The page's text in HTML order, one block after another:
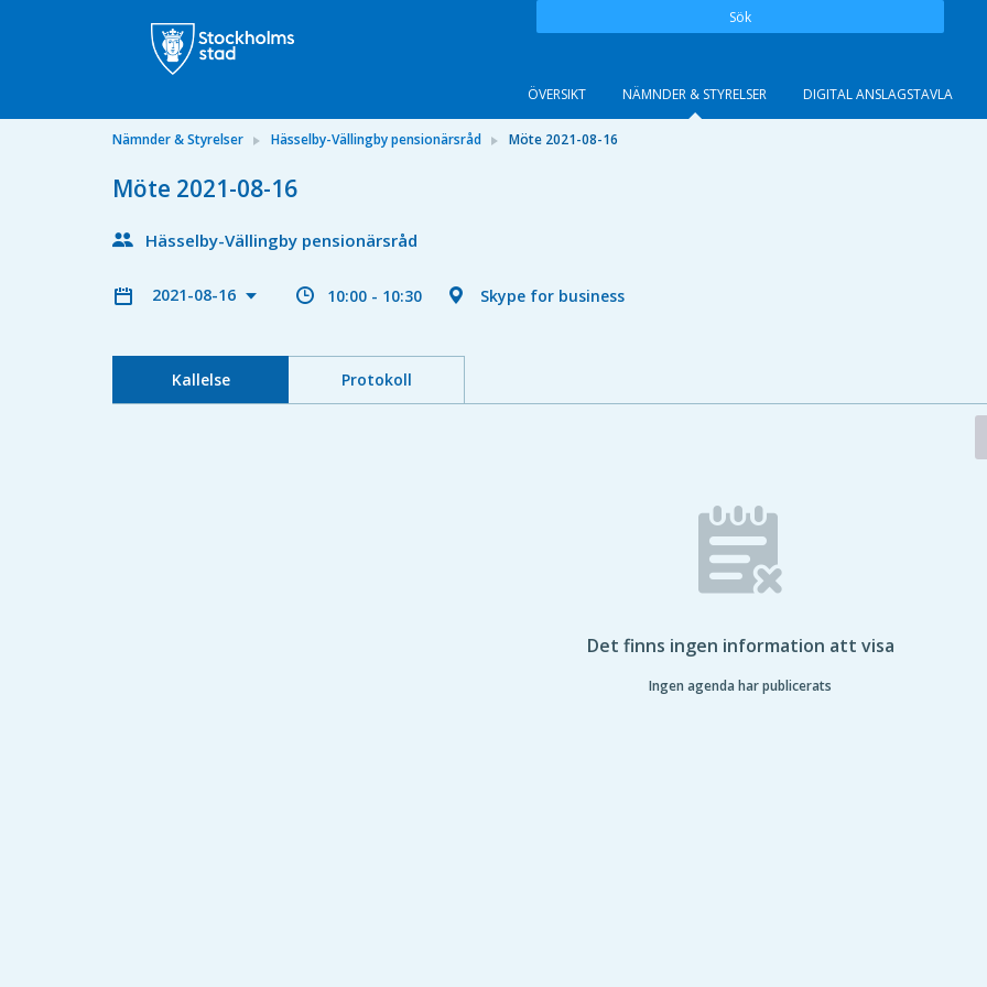
Sök
ÖVERSIKT NÄMNDER & STYRELSER DIGITAL ANSLAGSTAVLA
Nämnder & Styrelser Hässelby-Vällingby pensionärsråd Möte 2021-08-16
Möte 2021-08-16
Hässelby-Vällingby pensionärsråd
2021-08-16 10:00 - 10:30 Skype for business
Kallelse Protokoll
Det finns ingen information att visa
Ingen agenda har publicerats